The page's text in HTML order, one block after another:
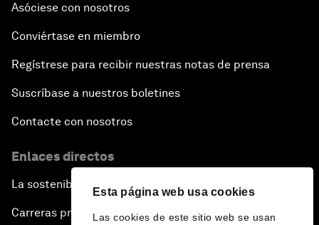
Esta página web usa cookies
Las cookies de este sitio web se usan
Asóciese con nosotros
Conviértase en miembro
Regístrese para recibir nuestras notas de prensa
Suscríbase a nuestros boletines
Contacte con nosotros
Enlaces directos
La sostenibilidad en el Foro
Carreras profesionales